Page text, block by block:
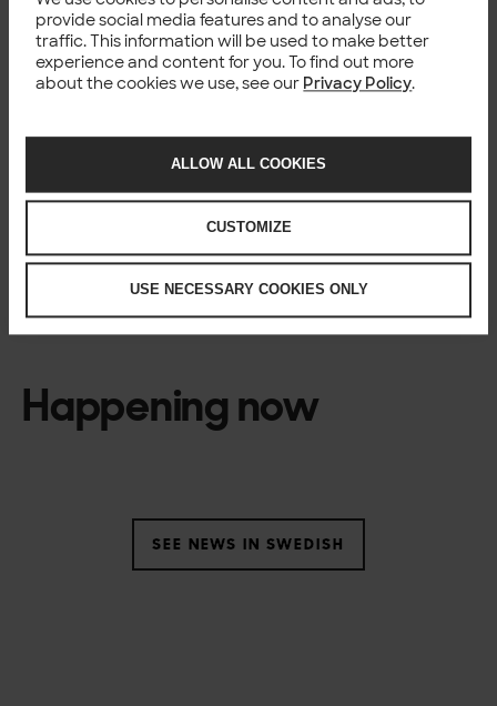
provide social media features and to analyse our
traffic. This information will be used to make better
experience and content for you. To find out more
about the cookies we use, see our Privacy Policy.
ALLOW ALL COOKIES
CUSTOMIZE
USE NECESSARY COOKIES ONLY
dataplattformar, artificiell intelligens, analysverktyg och
molntjänster. Solita grundades i Finland 1996 och
sysselsätter nu över 1600 digitala affärsspecialister i
Finland, Sverige, Estland, Tyskland, Danmark och Belgien.
Finlands riksdag, Ponsse och UPM. Solita har en gedigen
historia av kontinuerlig, lönsam tillväxt. Bolaget har ett
stort nätverk av partners, inklusive Google, AWS,
Digital Fund tillsammans med över 600 av de anställda.
Happening now
SEE NEWS IN SWEDISH